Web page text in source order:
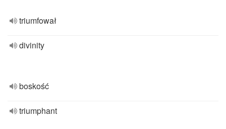
triumfował
divinity
boskość
triumphant